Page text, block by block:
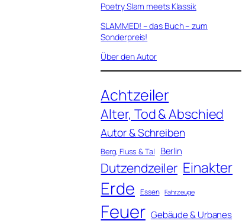
Poetry Slam meets Klassik
SLAMMED! – das Buch – zum
Sonderpreis!
Über den Autor
Achtzeiler
Alter, Tod & Abschied
Autor & Schreiben
Berg, Fluss & Tal Berlin
Dutzendzeiler Einakter
Erde Essen Fahrzeuge
Feuer Gebäude & Urbanes